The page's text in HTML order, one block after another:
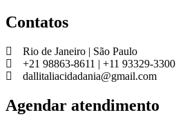
Contatos
Rio de Janeiro | São Paulo
+21 98863-8611 | +11 93329-3300
dallitaliacidadania@gmail.com
Agendar atendimento